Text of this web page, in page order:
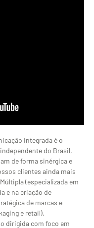
Integrada é o
do Brasil,
de forma sinérgica e
clientes ainda mais
(especializada em
e na criação de
de marcas e
e retail),
dirigida com foco em